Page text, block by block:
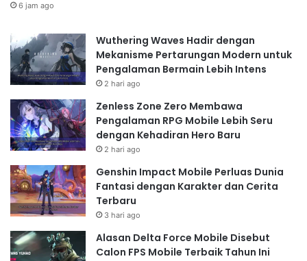
6 jam ago
Wuthering Waves Hadir dengan
Mekanisme Pertarungan Modern untuk
Pengalaman Bermain Lebih Intens
2 hari ago
Zenless Zone Zero Membawa
Pengalaman RPG Mobile Lebih Seru
dengan Kehadiran Hero Baru
2 hari ago
Genshin Impact Mobile Perluas Dunia
Fantasi dengan Karakter dan Cerita
Terbaru
3 hari ago
Alasan Delta Force Mobile Disebut
Calon FPS Mobile Terbaik Tahun Ini